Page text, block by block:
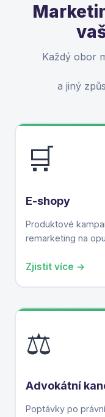
Každý obor
a jiný
🛒
E-shopy
Produktové
remarketing na
Zjistit více →
⚖️
Advokátní
Poptávky po